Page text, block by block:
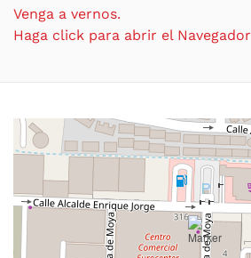
Venga a vernos.
Haga click para abrir el Navegador